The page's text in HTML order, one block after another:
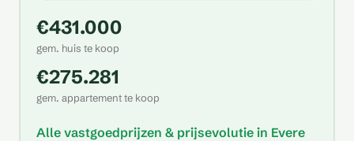
€431.000
gem. huis te koop
€275.281
gem. appartement te koop
Alle vastgoedprijzen & prijsevolutie in Evere